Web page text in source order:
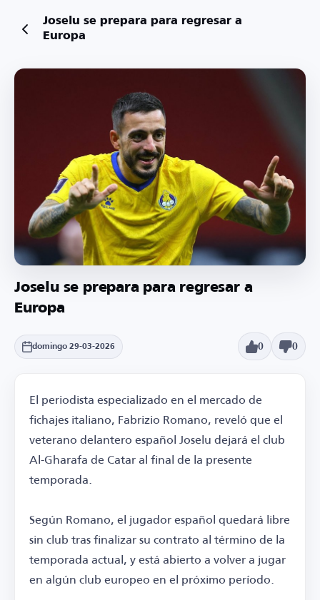
Joselu se prepara para regresar a
Europa
Joselu se prepara para regresar a
Europa
domingo 29-03-2026 0 0
El periodista especializado en el mercado de
fichajes italiano, Fabrizio Romano, reveló que el
veterano delantero español Joselu dejará el club
Al-Gharafa de Catar al final de la presente
temporada.
Según Romano, el jugador español quedará libre
sin club tras finalizar su contrato al término de la
temporada actual, y está abierto a volver a jugar
en algún club europeo en el próximo período.